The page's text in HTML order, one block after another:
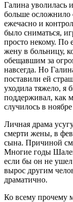
Галина уволилась
больше
ежечасно и
было сниматься,
просто некому. По
жену в больницу,
обещавшим за
навсегда. Но
поставили ей
уходила тяжело, я
поддерживал, как
случилось в
Личная драма
смерти жены, в
сына. Причиной
Многие годы
если бы он не
вырос другим
драматично.
Ко всему прочему